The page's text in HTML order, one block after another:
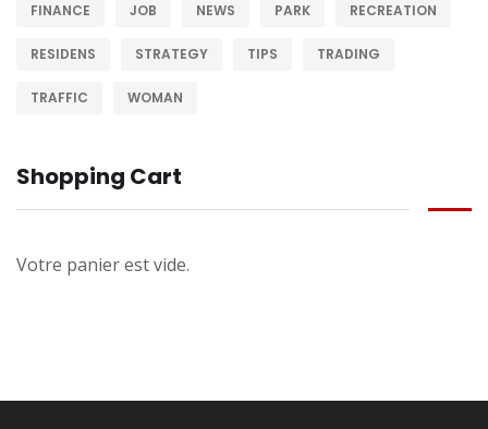
FINANCE JOB NEWS PARK RECREATION
RESIDENS STRATEGY TIPS TRADING
TRAFFIC WOMAN
Shopping Cart
Votre panier est vide.